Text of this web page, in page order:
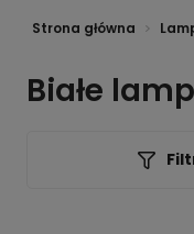
Strona główna
Białe